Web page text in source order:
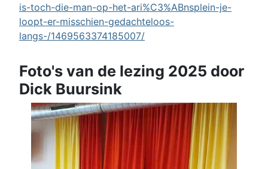
is-toch-die-man-op-het-ari%C3%ABnsplein-je-
loopt-er-misschien-gedachteloos-
langs-/1469563374185007/
Foto's van de lezing 2025 door
Dick Buursink